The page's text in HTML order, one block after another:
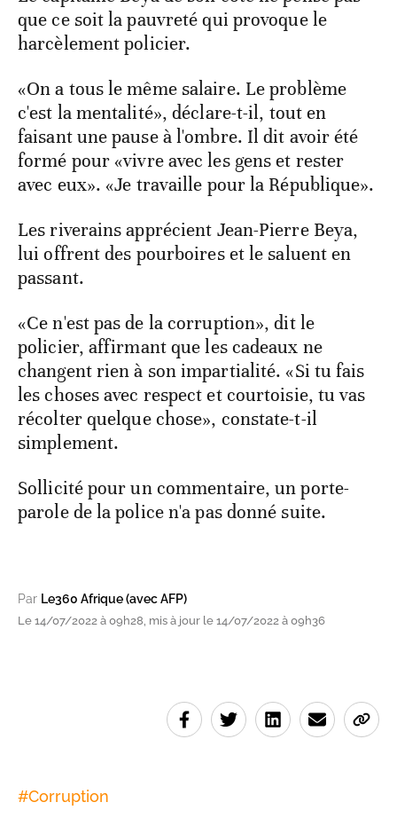
que ce soit la pauvreté qui provoque le
harcèlement policier.
«On a tous le même salaire. Le problème
c'est la mentalité», déclare-t-il, tout en
faisant une pause à l'ombre. Il dit avoir été
formé pour «vivre avec les gens et rester
avec eux». «Je travaille pour la République».
Les riverains apprécient Jean-Pierre Beya,
lui offrent des pourboires et le saluent en
passant.
«Ce n'est pas de la corruption», dit le
policier, affirmant que les cadeaux ne
changent rien à son impartialité. «Si tu fais
les choses avec respect et courtoisie, tu vas
récolter quelque chose», constate-t-il
simplement.
Sollicité pour un commentaire, un porte-
parole de la police n'a pas donné suite.
Par Le360 Afrique (avec AFP)
Le 14/07/2022 à 09h28, mis à jour le 14/07/2022 à 09h36
#Corruption